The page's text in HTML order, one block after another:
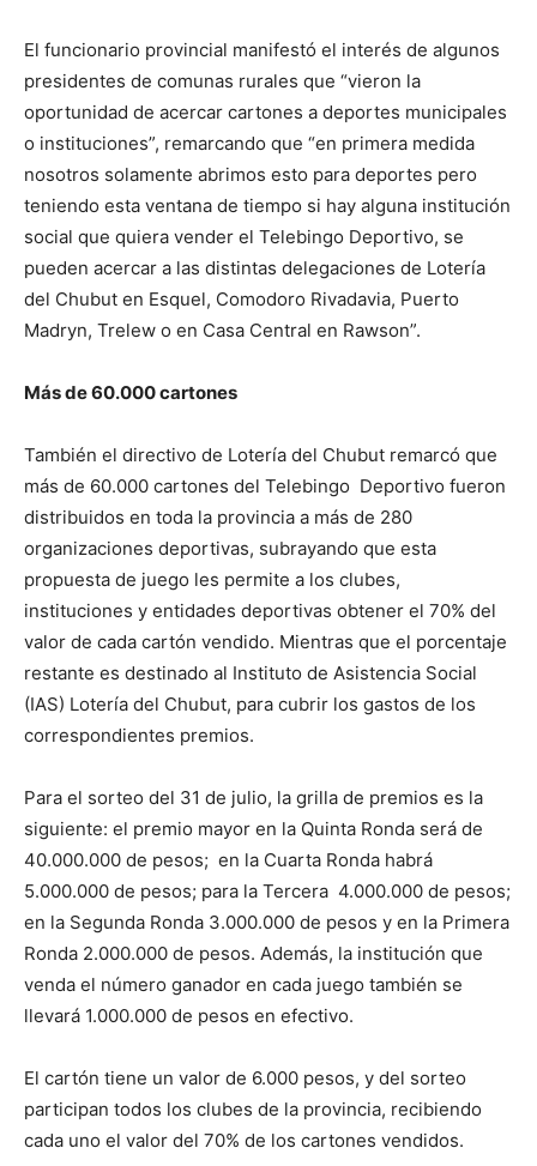
El funcionario provincial manifestó el interés de algunos
presidentes de comunas rurales que “vieron la
oportunidad de acercar cartones a deportes municipales
o instituciones”, remarcando que “en primera medida
nosotros solamente abrimos esto para deportes pero
teniendo esta ventana de tiempo si hay alguna institución
social que quiera vender el Telebingo Deportivo, se
pueden acercar a las distintas delegaciones de Lotería
del Chubut en Esquel, Comodoro Rivadavia, Puerto
Madryn, Trelew o en Casa Central en Rawson”.
Más de 60.000 cartones
También el directivo de Lotería del Chubut remarcó que
más de 60.000 cartones del Telebingo Deportivo fueron
distribuidos en toda la provincia a más de 280
organizaciones deportivas, subrayando que esta
propuesta de juego les permite a los clubes,
instituciones y entidades deportivas obtener el 70% del
valor de cada cartón vendido. Mientras que el porcentaje
restante es destinado al Instituto de Asistencia Social
(IAS) Lotería del Chubut, para cubrir los gastos de los
correspondientes premios.
Para el sorteo del 31 de julio, la grilla de premios es la
siguiente: el premio mayor en la Quinta Ronda será de
40.000.000 de pesos; en la Cuarta Ronda habrá
5.000.000 de pesos; para la Tercera 4.000.000 de pesos;
en la Segunda Ronda 3.000.000 de pesos y en la Primera
Ronda 2.000.000 de pesos. Además, la institución que
venda el número ganador en cada juego también se
llevará 1.000.000 de pesos en efectivo.
El cartón tiene un valor de 6.000 pesos, y del sorteo
participan todos los clubes de la provincia, recibiendo
cada uno el valor del 70% de los cartones vendidos.